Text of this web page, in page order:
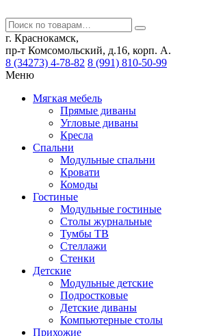
г. Краснокамск,
пр-т Комсомольский, д.16, корп. А.
8 (34273) 4-78-82 8 (991) 810-50-99
Меню
Мягкая мебель
Прямые диваны
Угловые диваны
Кресла
Спальни
Модульные спальни
Кровати
Комоды
Гостиные
Модульные гостиные
Столы журнальные
Тумбы ТВ
Стеллажи
Стенки
Детские
Модульные детские
Подростковые
Детские диваны
Компьютерные столы
Прихожие